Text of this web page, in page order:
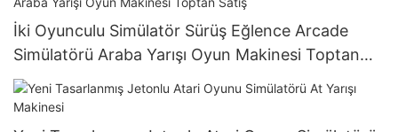
İki Oyunculu Simülatör Sürüş Eğlence Arcade
Simülatörü Araba Yarışı Oyun Makinesi Toptan
Satış